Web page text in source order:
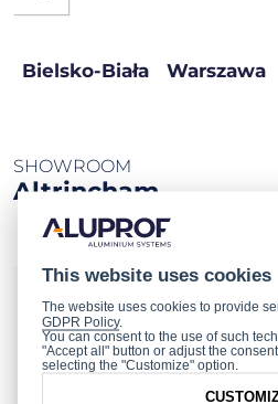
Bielsko-Biała Warszawa
SHOWROOM
Altrincham
Varaa käyntiaika
Virtuaalikierros
This website uses cookies
The website uses cookies to provide
GDPR Policy.
You can consent to the use of such
"Accept all" button or adjust the
selecting the "Customize" option.